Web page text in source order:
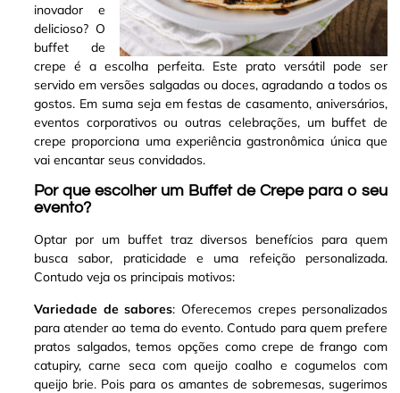
inovador e
delicioso? O
buffet de
crepe é a escolha perfeita.Este prato versátil pode ser
servido em versões salgadas ou doces, agradando a todos os
gostos. Em suma seja em festas de casamento, aniversários,
eventos corporativos ou outras celebrações, um buffet de
crepe proporciona uma experiência gastronômica única que
vai encantar seus convidados.
Por que escolher um Buffet de Crepe para o seu
evento?
Optar por um buffet traz diversos benefícios para quem
busca sabor, praticidade e uma refeição personalizada.
Contudo veja os principais motivos:
Variedade de sabores: Oferecemos crepes personalizados
para atender ao tema do evento. Contudo para quem prefere
pratos salgados, temos opções como crepe de frango com
catupiry, carne seca com queijo coalho e cogumelos com
queijo brie. Pois para os amantes de sobremesas, sugerimos